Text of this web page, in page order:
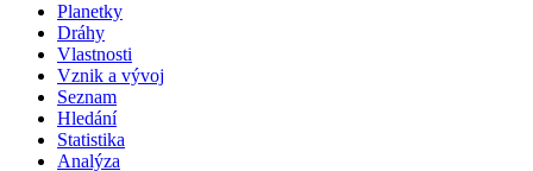
Planetky
Dráhy
Vlastnosti
Vznik a vývoj
Seznam
Hledání
Statistika
Analýza